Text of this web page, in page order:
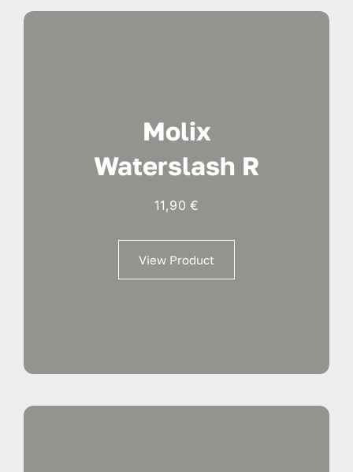
Molix
Waterslash R
11,90€
View Product